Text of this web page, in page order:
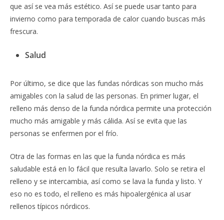
que así se vea más estético. Así se puede usar tanto para
invierno como para temporada de calor cuando buscas más
frescura.
Salud
Por último, se dice que las fundas nórdicas son mucho más
amigables con la salud de las personas. En primer lugar, el
relleno más denso de la funda nórdica permite una protección
mucho más amigable y más cálida. Así se evita que las
personas se enfermen por el frío.
Otra de las formas en las que la funda nórdica es más
saludable está en lo fácil que resulta lavarlo. Solo se retira el
relleno y se intercambia, así como se lava la funda y listo. Y
eso no es todo, el relleno es más hipoalergénica al usar
rellenos típicos nórdicos.